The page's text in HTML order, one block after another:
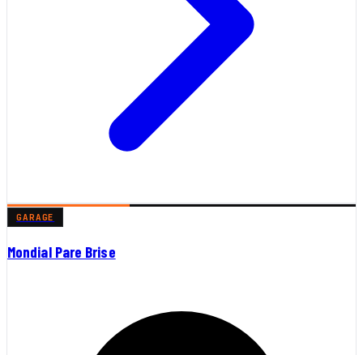
GARAGE
Mondial Pare Brise